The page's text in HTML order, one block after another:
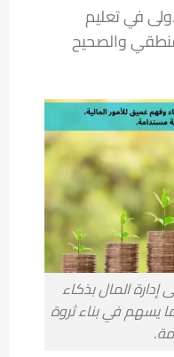
في تعليم
والصحيح
إدارة المال بذكاء
يسهم في بناء ثروة